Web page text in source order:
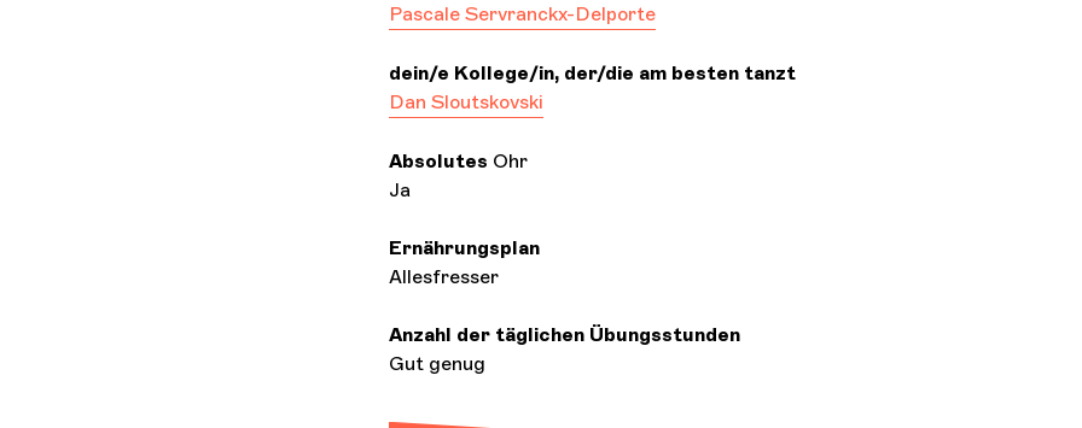
Pascale Servranckx-Delporte
dein/e Kollege/in, der/die am besten tanzt
Dan Sloutskovski
Absolutes Ohr
Ja
Ernährungsplan
Allesfresser
Anzahl der täglichen Übungsstunden
Gut genug